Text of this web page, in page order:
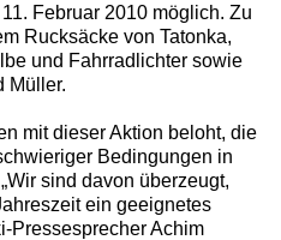
Februar 2010 möglich. Zu
Rucksäcke von Tatonka,
und Fahrradlichter sowie
Müller.
mit dieser Aktion beloht, die
Bedingungen in
sind davon überzeugt,
ein geeignetes
Pressesprecher Achim